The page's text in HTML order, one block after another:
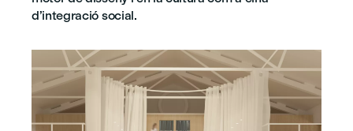
d’integració social.